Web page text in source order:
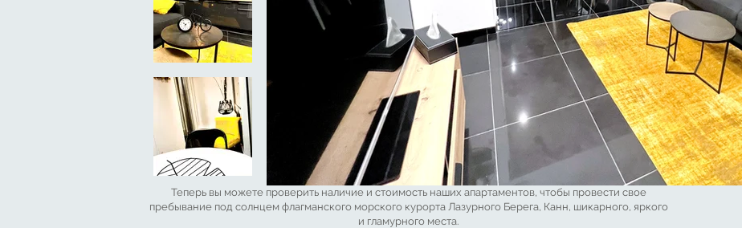
Теперь вы можете проверить наличие и стоимость наших апартаментов, чтобы провести свое
пребывание под солнцем флагманского морского курорта Лазурного Берега, Канн, шикарного, яркого
и гламурного места.